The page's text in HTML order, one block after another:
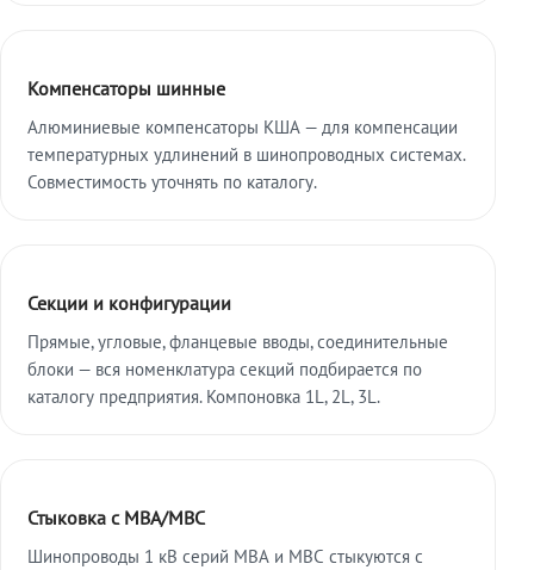
Компенсаторы шинные
Алюминиевые компенсаторы КША — для компенсации
температурных удлинений в шинопроводных системах.
Совместимость уточнять по каталогу.
Секции и конфигурации
Прямые, угловые, фланцевые вводы, соединительные
блоки — вся номенклатура секций подбирается по
каталогу предприятия. Компоновка 1L, 2L, 3L.
Стыковка с МВА/МВС
Шинопроводы 1 кВ серий МВА и МВС стыкуются с